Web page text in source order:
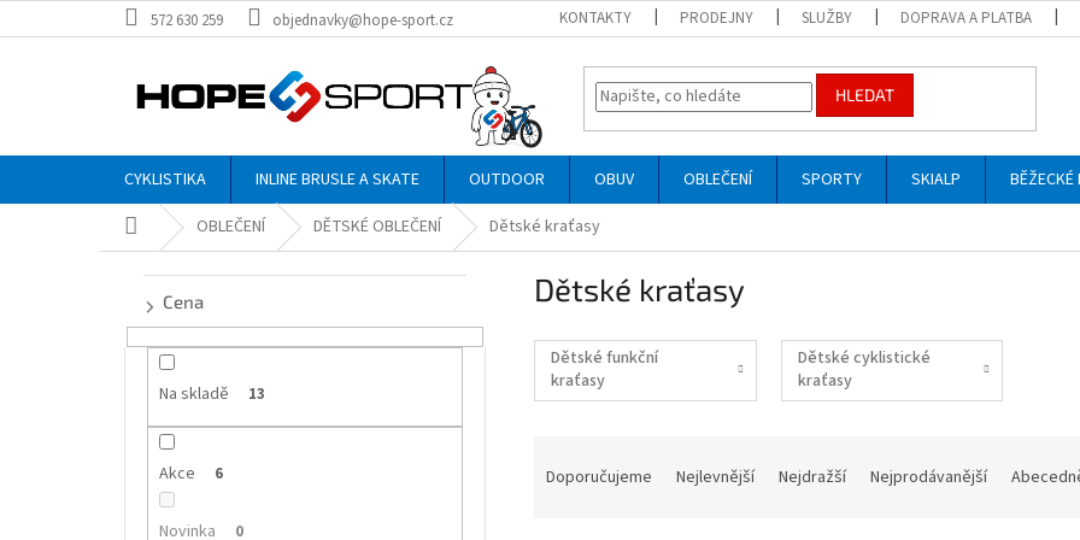
na
572 630 259 objednavky@hope-sport.cz KONTAKTY PRODEJNY SLUŽBY DOPRAVA A PLATBA
HLEDAT
CYKLISTIKA INLINE BRUSLE A SKATE OUTDOOR OBUV OBLEČENÍ SPORTY SKIALP BĚŽECKÉ
Domů OBLEČENÍ DĚTSKÉ OBLEČENÍ Dětské kraťasy
Cena
Na skladě 13
Akce 6
Novinka 0
Dětské kraťasy
Dětské funkční
kraťasy
Dětské cyklistické
kraťasy
Doporučujeme Nejlevnější Nejdražší Nejprodávanější